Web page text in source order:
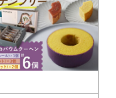
当市へご連絡をお願い
ーーーーーーー